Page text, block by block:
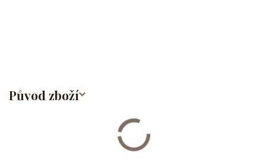
Původ zboží